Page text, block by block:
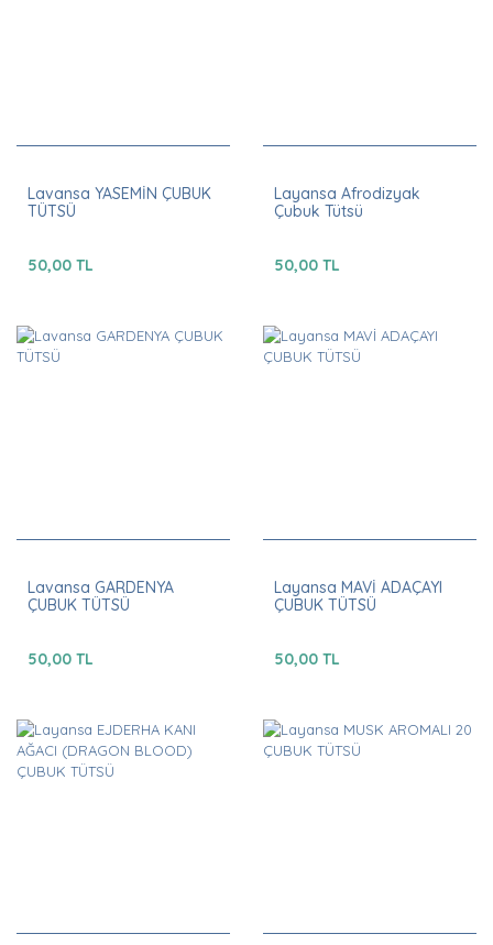
Lavansa YASEMİN ÇUBUK
TÜTSÜ
50,00 TL
Layansa Afrodizyak
Çubuk Tütsü
50,00 TL
Lavansa GARDENYA
ÇUBUK TÜTSÜ
50,00 TL
Layansa MAVİ ADAÇAYI
ÇUBUK TÜTSÜ
50,00 TL